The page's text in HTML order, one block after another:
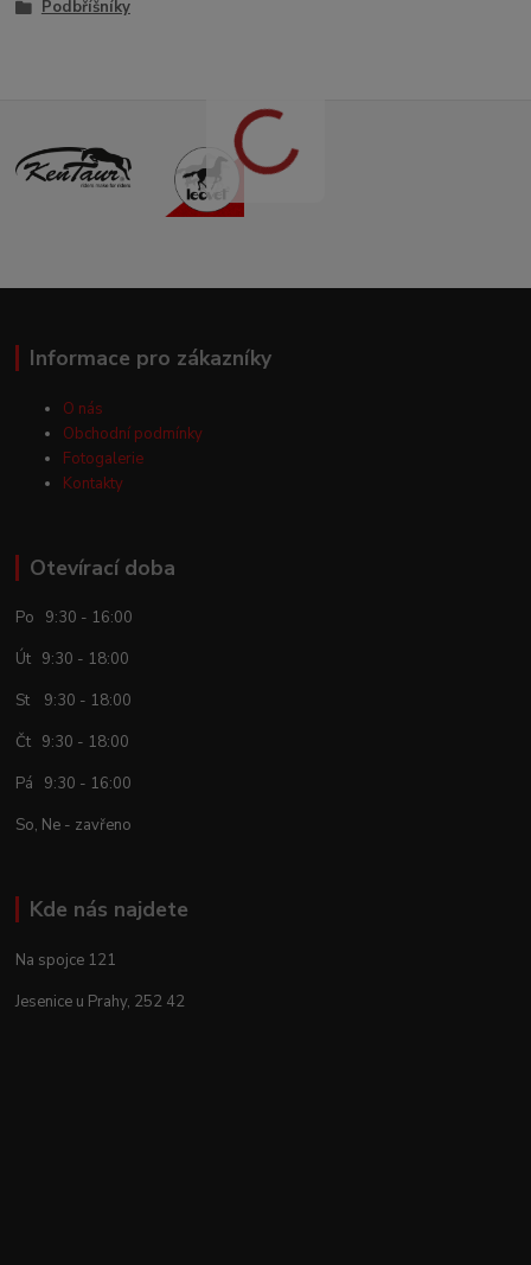
Podbříšníky
Informace pro zákazníky
O nás
Obchodní podmínky
Fotogalerie
Kontakty
Otevírací doba
Po 9:30 - 16:00
Út 9:30 - 18:00
St 9:30 - 18:00
Čt 9:30 - 18:00
Pá 9:30 - 16:00
So, Ne - zavřeno
Kde nás najdete
Na spojce 121
Jesenice u Prahy, 252 42